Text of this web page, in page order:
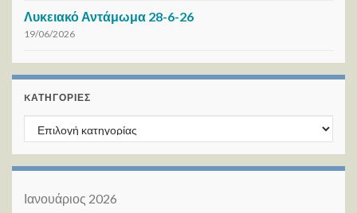
Λυκειακό Αντάμωμα 28-6-26
19/06/2026
KΑΤΗΓΟΡΊΕΣ
Kατηγορίες
Ιανουάριος 2026